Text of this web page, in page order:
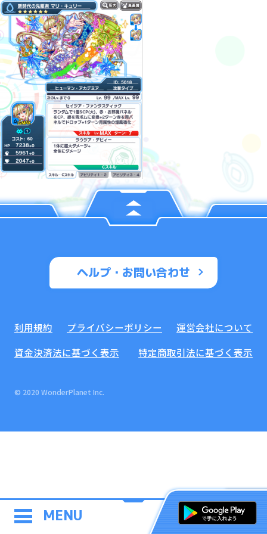
MENU
ヘルプ・お問い合わせ
利用規約 プライバシーポリシー
運営会社について
資金決済法に基づく表示
特定商取引法に基づく表示
© 2020 WonderPlanet Inc.